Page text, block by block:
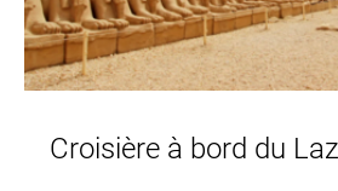
Croisière à bord du